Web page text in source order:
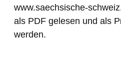
www.saechsische-
als PDF gelesen und als
werden.